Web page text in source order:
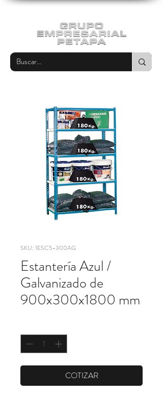
SKU: 1ESC5-300AG
Estantería Azul /
Galvanizado de
900x300x1800 mm
COTIZAR